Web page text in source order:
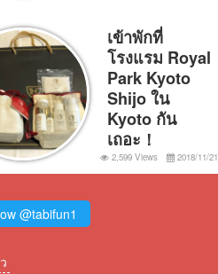
เข้าพักที่
โรงแรม Royal
Park Kyoto
Shijo ใน
Kyoto กัน
เถอะ！
2,599 Views 2018/11/21
@tabifun1